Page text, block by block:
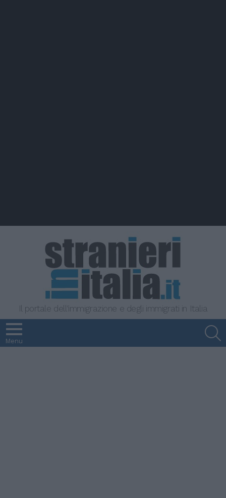
Il portale dell'immigrazione e degli immigrati in Italia
Menu